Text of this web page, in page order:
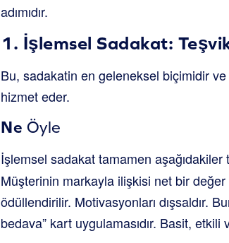
adımıdır.
1. İşlemsel Sadakat:
Bu, sadakatin en geleneksel biçimidir
hizmet eder.
Ne Öyle
İşlemsel sadakat tamamen aşağıdakiler
Müşterinin markayla ilişkisi net bir
ödüllendirilir. Motivasyonları dışsaldır.
bedava” kart uygulamasıdır. Basit, etkili